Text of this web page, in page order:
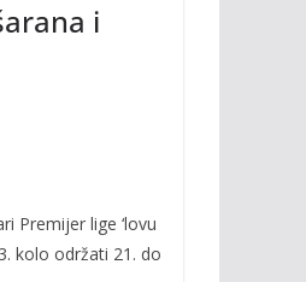
i
Premijer lige ‘lovu
kolo održati 21. do